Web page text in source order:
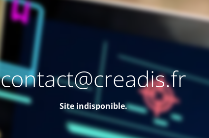
contact@creadis.fr
Site indisponible.